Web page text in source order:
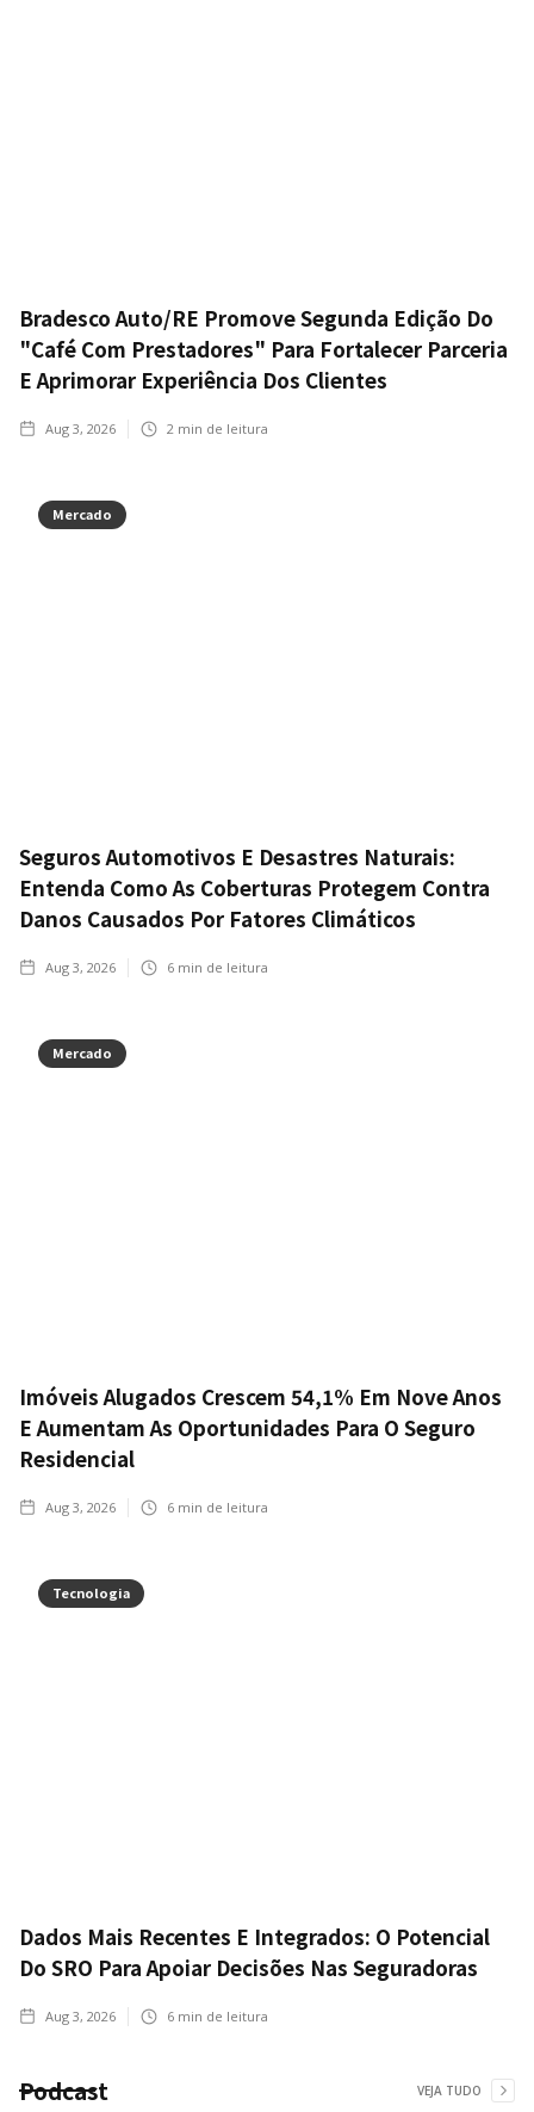
Bradesco Auto/RE Promove Segunda Edição Do
"Café Com Prestadores" Para Fortalecer Parceria
E Aprimorar Experiência Dos Clientes
Aug 3, 2026 2 min de leitura
Mercado
Seguros Automotivos E Desastres Naturais:
Entenda Como As Coberturas Protegem Contra
Danos Causados Por Fatores Climáticos
Aug 3, 2026 6 min de leitura
Mercado
Imóveis Alugados Crescem 54,1% Em Nove Anos
E Aumentam As Oportunidades Para O Seguro
Residencial
Aug 3, 2026 6 min de leitura
Tecnologia
Dados Mais Recentes E Integrados: O Potencial
Do SRO Para Apoiar Decisões Nas Seguradoras
Aug 3, 2026 6 min de leitura
Podcast VEJA TUDO